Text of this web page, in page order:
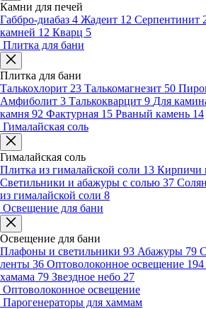
Камни для печей
Габбро-диабаз 4 Жадеит 12 Серпентинит
камней 12 Кварц 5
Плитка для бани
Плитка для бани
Талькохлорит 23 Талькомагнезит 50
Амфиболит 3 Талькокварцит 9 Для
камня 92 Фактурная 15 Рваный камень 14
Гималайская соль
Гималайская соль
Плитка из гималайской соли 13 Кирпичи
Светильники и абажуры с солью 37
из гималайской соли 8
Освещение для бани
Освещение для бани
Плафоны и светильники 93 Абажуры 79
ленты 36 Оптоволоконное освещение 194
хамама 79 Звездное небо 27
Оптоволоконное освещение
Парогенераторы для хаммам